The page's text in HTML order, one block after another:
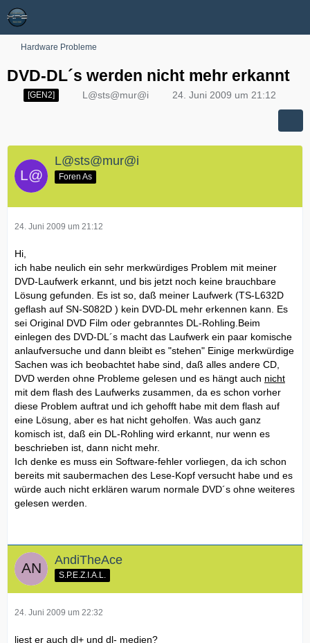
Hardware Probleme
DVD-DL´s werden nicht mehr erkannt
[GEN2] L@sts@mur@i 24. Juni 2009 um 21:12
L@sts@mur@i
Foren As
24. Juni 2009 um 21:12
Hi,
ich habe neulich ein sehr merkwürdiges Problem mit meiner
DVD-Laufwerk erkannt, und bis jetzt noch keine brauchbare
Lösung gefunden. Es ist so, daß meiner Laufwerk (TS-L632D
geflash auf SN-S082D ) kein DVD-DL mehr erkennen kann. Es
sei Original DVD Film oder gebranntes DL-Rohling.Beim
einlegen des DVD-DL´s macht das Laufwerk ein paar komische
anlaufversuche und dann bleibt es "stehen" Einige merkwürdige
Sachen was ich beobachtet habe sind, daß alles andere CD,
DVD werden ohne Probleme gelesen und es hängt auch nicht
mit dem flash des Laufwerks zusammen, da es schon vorher
diese Problem auftrat und ich gehofft habe mit dem flash auf
eine Lösung, aber es hat nicht geholfen. Was auch ganz
komisch ist, daß ein DL-Rohling wird erkannt, nur wenn es
beschrieben ist, dann nicht mehr.
Ich denke es muss ein Software-fehler vorliegen, da ich schon
bereits mit saubermachen des Lese-Kopf versucht habe und es
würde auch nicht erklären warum normale DVD´s ohne weiteres
gelesen werden.
AndiTheAce
S.P.E.Z.I.A.L.
24. Juni 2009 um 22:32
liest er auch dl+ und dl- medien?